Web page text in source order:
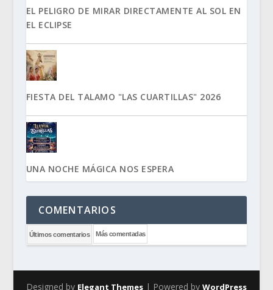
EL PELIGRO DE MIRAR DIRECTAMENTE AL SOL EN
EL ECLIPSE
FIESTA DEL TALAMO "LAS CUARTILLAS" 2026
UNA NOCHE MÁGICA NOS ESPERA
COMENTARIOS
Últimos comentarios Más comentadas
Designed by Elegant Themes| Powered by WordPress